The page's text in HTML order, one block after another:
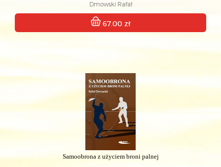
Dmowski Rafał
67.00 zł
Samoobrona z użyciem broni palnej